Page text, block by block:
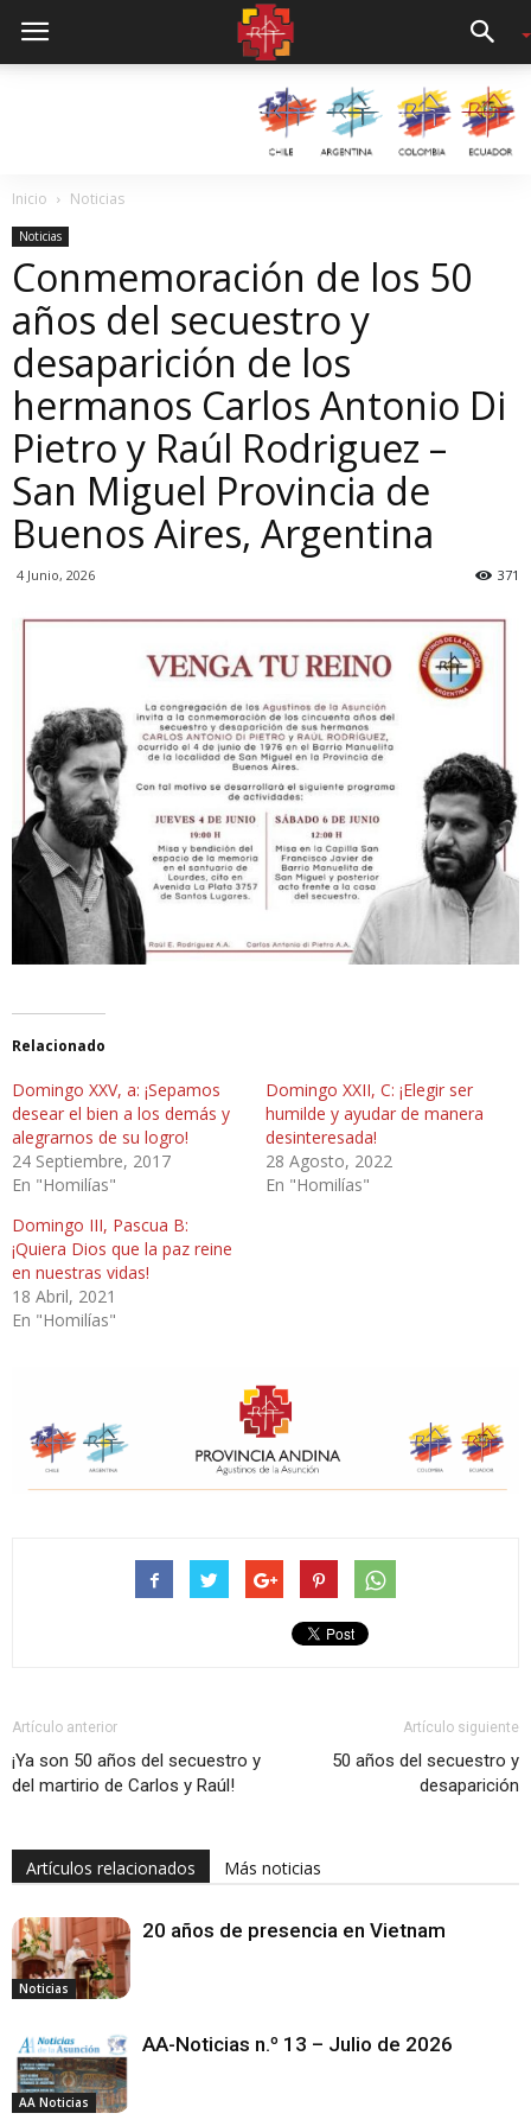
Inicio Noticias
Noticias
Conmemoración de los 50
años del secuestro y
desaparición de los
hermanos Carlos Antonio Di
Pietro y Raúl Rodriguez –
San Miguel Provincia de
Buenos Aires, Argentina
4 Junio, 2026 371
Relacionado
Domingo XXV, a: ¡Sepamos
desear el bien a los demás y
alegrarnos de su logro!
24 Septiembre, 2017
En "Homilías"
Domingo XXII, C: ¡Elegir ser
humilde y ayudar de manera
desinteresada!
28 Agosto, 2022
En "Homilías"
Domingo III, Pascua B:
¡Quiera Dios que la paz reine
en nuestras vidas!
18 Abril, 2021
En "Homilías"
Artículo anterior
¡Ya son 50 años del secuestro y
del martirio de Carlos y Raúl!
Artículo siguiente
50 años del secuestro y
desaparición
Artículos relacionados Más noticias
Noticias
20 años de presencia en Vietnam
AA Noticias
AA-Noticias n.º 13 – Julio de 2026